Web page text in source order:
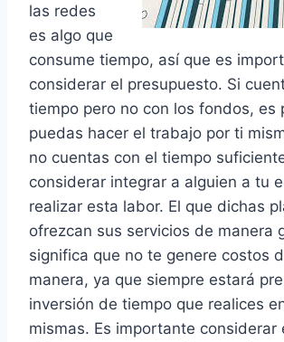
las redes
es algo que
consume tiempo, así que es
considerar el presupuesto. Si
tiempo pero no con los fondos, es
puedas hacer el trabajo por ti
no cuentas con el tiempo
considerar integrar a alguien a tu
realizar esta labor. El que dichas
ofrezcan sus servicios de manera
significa que no te genere costos
manera, ya que siempre estará
inversión de tiempo que realices
mismas. Es importante considerar